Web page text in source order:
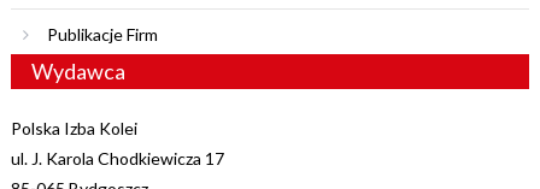
Publikacje Firm
Wydawca
Polska Izba Kolei
ul. J. Karola Chodkiewicza 17